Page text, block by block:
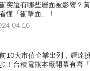
突還有哪些層面被影響？
懂「衝擊面」！
04-16
10大市值企業出列，輝達
！台積電熊本廠開幕有喜「